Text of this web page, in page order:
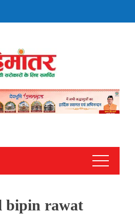
bipin rawat